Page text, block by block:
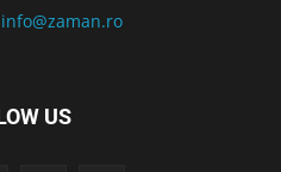
info@zaman.ro
US